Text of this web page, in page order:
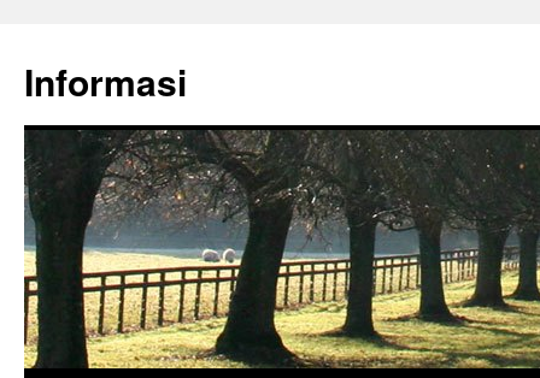
content
Informasi